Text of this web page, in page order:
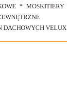
MOSKITIERY
DACHOWYCH VELUX